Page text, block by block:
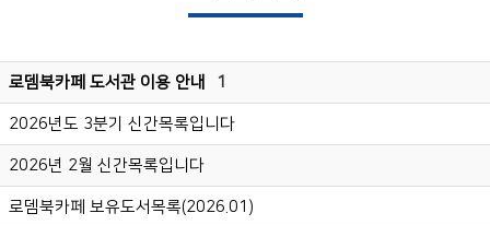
로뎀북카페 도서관 이용 안내 1
2026년도 3분기 신간목록입니다
2026년 2월 신간목록입니다
로뎀북카페 보유도서목록(2026.01)